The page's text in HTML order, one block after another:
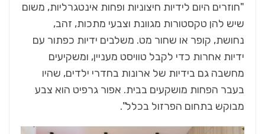
"חוזרים היום לידיות חיצוניות ופחות אינטגרליות, משום
שיש להן טקסטורות מגוונת וצבעי מתכות, זהב,
נחושת, קופר או שחור מט. משלבים ידיות כפתור עם
ידיות אחרות כדי לקבל טוויסט מעניין, ומשקיעים
מחשבה גם בידיות של ארונות בחדרי ילדים, שהיו
בעבר הפחות מושקעים בבית. אפור גרפיט הוא צבע
מבוקש בתחום הפרזול בכלל".